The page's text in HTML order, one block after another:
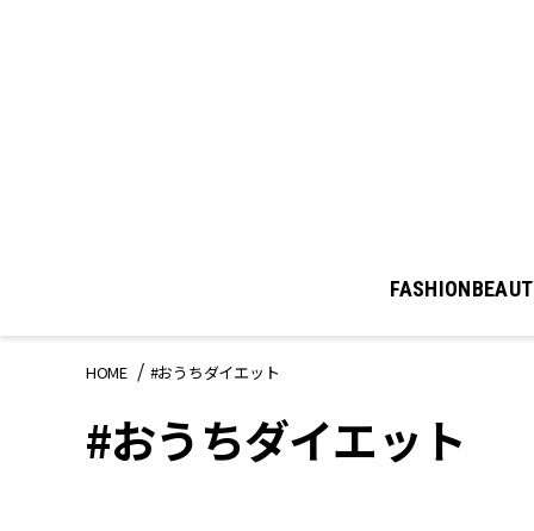
FASHION
HOME #おうちダイエット
#おうちダイエット